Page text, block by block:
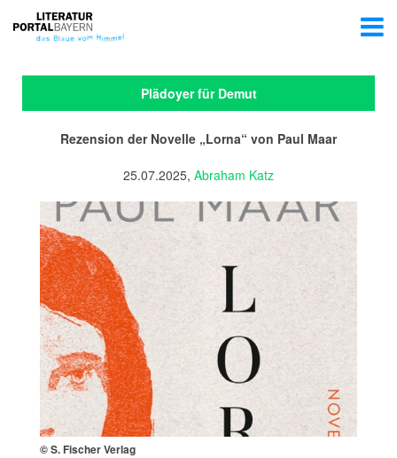
Plädoyer für Demut
Rezension der Novelle „Lorna“ von Paul Maar
25.07.2025, Abraham Katz
© S. Fischer Verlag